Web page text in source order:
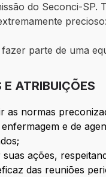
do Seconci-
parte de uma
ATRIBUIÇÕES
as normas
e de
ações,
das reuniões